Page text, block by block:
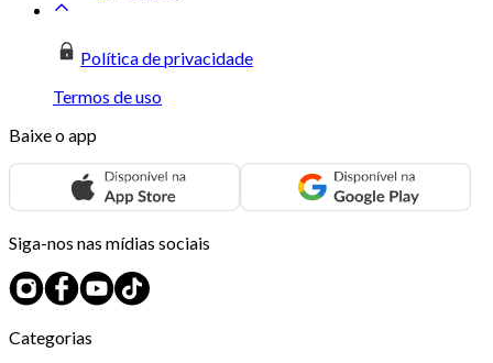
Política de privacidade
Termos de uso
Baixe o app
Siga-nos nas mídias sociais
Categorias